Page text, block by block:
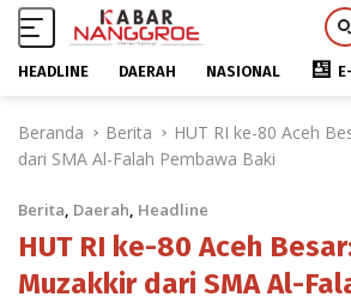
HEADLINE DAERAH NASIONAL
Beranda Berita
HUT RI ke-80 Aceh
dari SMA Al-Falah Pembawa Baki
Berita, Daerah, Headline
HUT RI ke-80 Aceh
Muzakkir dari SMA Al-